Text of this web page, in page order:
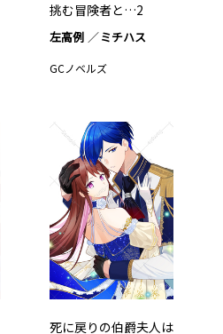
挑む冒険者と…2
左高例 ミチハス
GCノベルズ
死に戻りの伯爵夫人は